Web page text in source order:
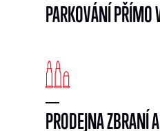
PARKOVÁNÍ PŘÍMO
PRODEJNA ZBRANÍ